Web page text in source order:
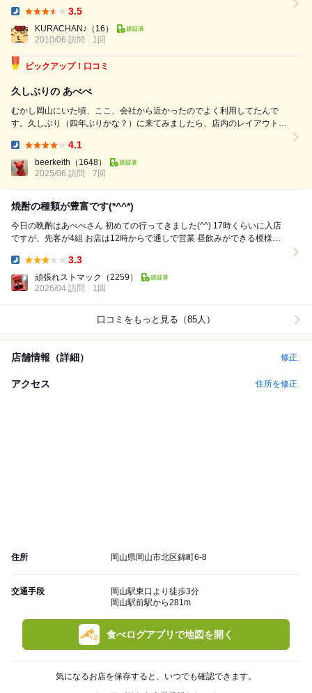
ファンが集い ヤマトクルーのオフ会場となった記念すべきお店を紹介し
ましょう。 6月12日（土）、岡山市の「くつろぎ酒家楽風（らふ）」さん
において 岡山近辺や広島をはじめ四国や関西、さらには東京から...
3.5
KURACHAN♪ （16）
2010/06 訪問
1回
ピックアップ！口コミ
久しぶりの あべべ
むかし岡山にいた頃、ここ、会社から近かったのでよく利用してたんで
す。久しぶり（四年ぶりかな？）に来てみましたら、店内のレイアウトが
んが、岡山は通過県なので泊まることはなく、当然飲んだことも無いとの
ことですので、ここは岡山らしい食...
4.1
beerkeith （1648）
2025/06 訪問
7回
焼酎の種類が豊富です(*^^*)
今日の晩酌はあべべさん 初めての行ってきました(^^) 17時くらいに入店
ですが、先客が4組 お店は12時からで通しで営業 昼飲みができる模様
3.3
頑張れストマック
（2259）
2026/04 訪問
1回
口コミをもっと見る（85人）
店舗情報（詳細） 修正
アクセス 住所を修正
住所 岡山県岡山市北区錦町6-8
交通手段
岡山駅東口より徒歩3分
岡山駅前駅から281m
食べログアプリで地図を開く
気になるお店を保存すると、いつでも確認できます。